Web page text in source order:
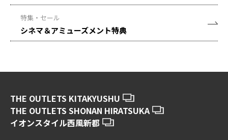
特集・セール
シネマ＆アミューズメント特典
THE OUTLETS KITAKYUSHU
THE OUTLETS SHONAN HIRATSUKA
イオンスタイル西風新都